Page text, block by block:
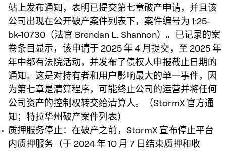
站上发布通知，表明已提交第七章破产申请，并且该
公司出现在公开破产案件列表下，案件编号为 1:25-
bk-10730（法官 Brendan L. Shannon）。已记录的案
卷条目显示，该申请于 2025 年 4 月提交，至 2025 年
年中都有法院活动，并发布了债权人申报截止日期的
通知。这是对持有者和用户影响最大的单一事件，因
为第七章是清算程序，可能终止公司的运营并将任何
公司资产的控制权转交给清算人。（StormX 官方通
知；特拉华州破产案件列表）
质押服务停止：在破产之前，StormX 宣布停止平台
内质押服务（于 2024 年 10 月 7 日结束质押和收